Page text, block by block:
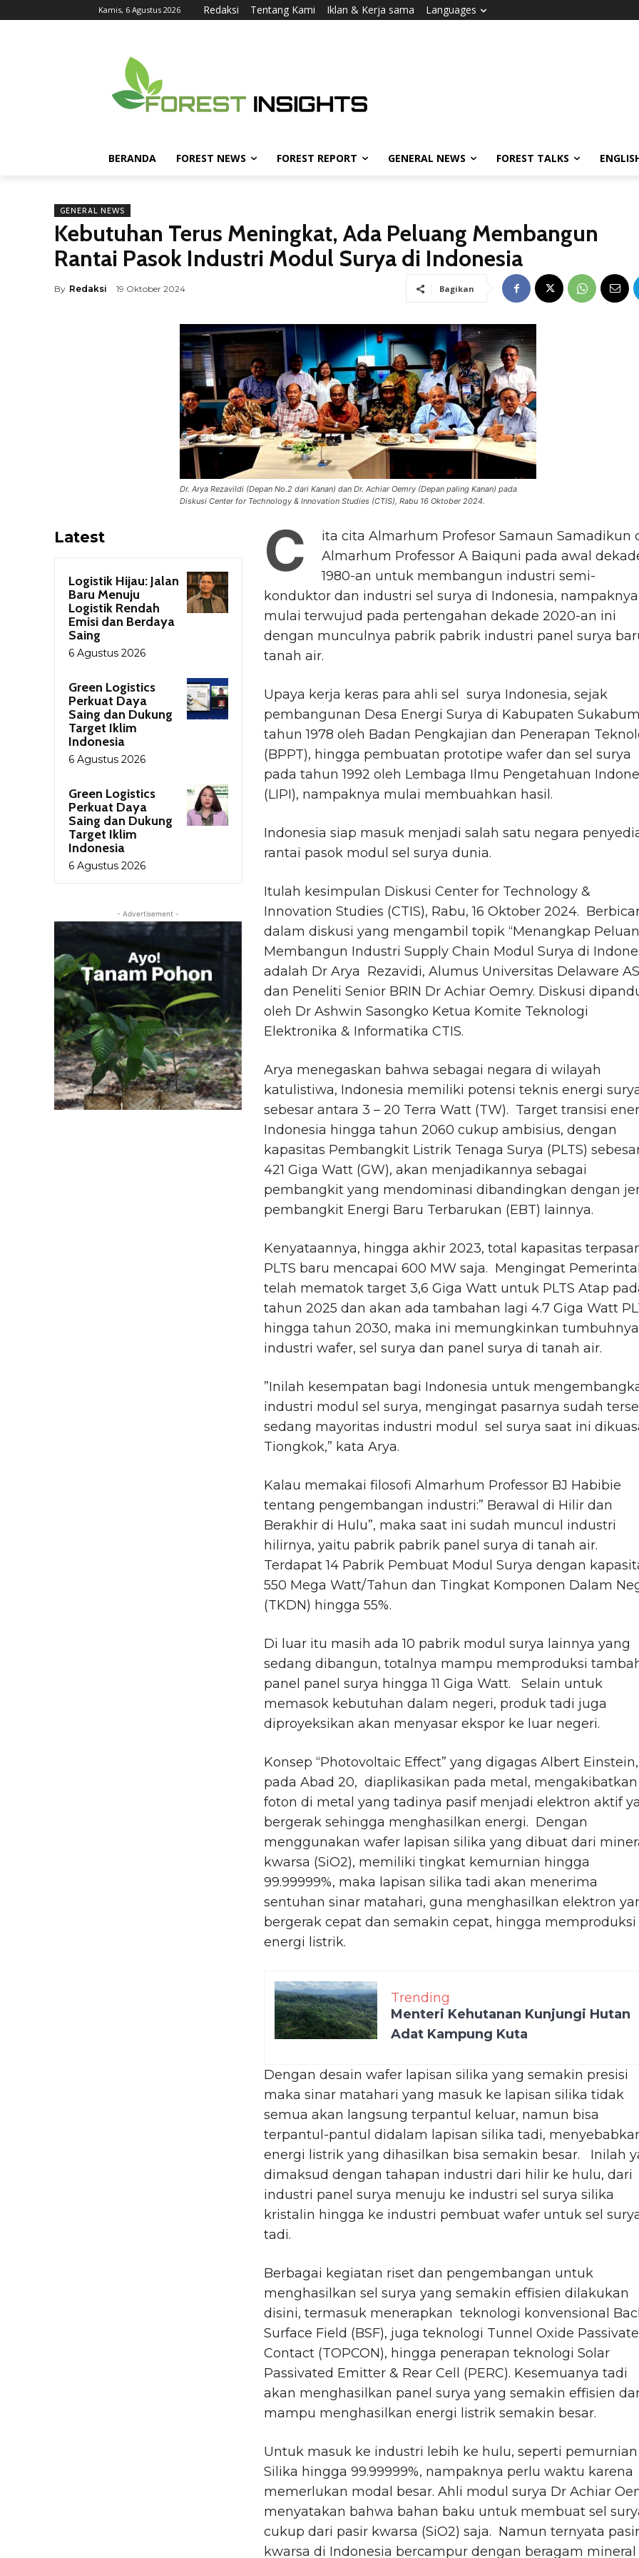
Kamis, 6 Agustus 2026 Redaksi Tentang Kami Iklan & Kerja sama Languages
BERANDA FOREST NEWS FOREST REPORT GENERAL NEWS FOREST TALKS
GENERAL NEWS
Kebutuhan Terus Meningkat, Ada Peluang Membangun
Rantai Pasok Industri Modul Surya di Indonesia
By Redaksi 19 Oktober 2024 Bagikan
Dr. Arya Rezavildi (Depan No.2 dari Kanan) dan Dr. Achiar Oemry (Depan paling Kanan) pada
Diskusi Center for Technology & Innovation Studies (CTIS), Rabu 16 Oktober 2024.
Latest
Logistik Hijau: Jalan
Baru Menuju
Logistik Rendah
Emisi dan Berdaya
Saing
6 Agustus 2026
Green Logistics
Perkuat Daya
Saing dan Dukung
Target Iklim
Indonesia
6 Agustus 2026
Green Logistics
Perkuat Daya
Saing dan Dukung
Target Iklim
Indonesia
6 Agustus 2026
- Advertisement -
C
ita cita Almarhum Profesor Samaun Samadikun
Almarhum Professor A Baiquni pada awal
1980-an untuk membangun industri semi-
konduktor dan industri sel surya di Indonesia, nampaknya
mulai terwujud pada pertengahan dekade 2020-an ini
dengan munculnya pabrik pabrik industri panel surya
tanah air.
Upaya kerja keras para ahli sel surya Indonesia, sejak
pembangunan Desa Energi Surya di Kabupaten
tahun 1978 oleh Badan Pengkajian dan Penerapan
(BPPT), hingga pembuatan prototipe wafer dan sel surya
pada tahun 1992 oleh Lembaga Ilmu Pengetahuan
(LIPI), nampaknya mulai membuahkan hasil.
Indonesia siap masuk menjadi salah satu negara
rantai pasok modul sel surya dunia.
Itulah kesimpulan Diskusi Center for Technology &
Innovation Studies (CTIS), Rabu, 16 Oktober 2024.
dalam diskusi yang mengambil topik “Menangkap
Membangun Industri Supply Chain Modul Surya di
adalah Dr Arya Rezavidi, Alumus Universitas Delaware
dan Peneliti Senior BRIN Dr Achiar Oemry. Diskusi
oleh Dr Ashwin Sasongko Ketua Komite Teknologi
Elektronika & Informatika CTIS.
Arya menegaskan bahwa sebagai negara di wilayah
katulistiwa, Indonesia memiliki potensi teknis energi
sebesar antara 3 – 20 Terra Watt (TW). Target transisi
Indonesia hingga tahun 2060 cukup ambisius, dengan
kapasitas Pembangkit Listrik Tenaga Surya (PLTS)
421 Giga Watt (GW), akan menjadikannya sebagai
pembangkit yang mendominasi dibandingkan dengan
pembangkit Energi Baru Terbarukan (EBT) lainnya.
Kenyataannya, hingga akhir 2023, total kapasitas
PLTS baru mencapai 600 MW saja. Mengingat
telah mematok target 3,6 Giga Watt untuk PLTS Atap
tahun 2025 dan akan ada tambahan lagi 4.7 Giga Watt
hingga tahun 2030, maka ini memungkinkan tumbuhnya
industri wafer, sel surya dan panel surya di tanah air.
”Inilah kesempatan bagi Indonesia untuk
industri modul sel surya, mengingat pasarnya sudah
sedang mayoritas industri modul sel surya saat ini
Tiongkok,” kata Arya.
Kalau memakai filosofi Almarhum Professor BJ Habibie
tentang pengembangan industri:” Berawal di Hilir dan
Berakhir di Hulu”, maka saat ini sudah muncul industri
hilirnya, yaitu pabrik pabrik panel surya di tanah air.
Terdapat 14 Pabrik Pembuat Modul Surya dengan
550 Mega Watt/Tahun dan Tingkat Komponen Dalam
(TKDN) hingga 55%.
Di luar itu masih ada 10 pabrik modul surya lainnya yang
sedang dibangun, totalnya mampu memproduksi
panel panel surya hingga 11 Giga Watt. Selain untuk
memasok kebutuhan dalam negeri, produk tadi juga
diproyeksikan akan menyasar ekspor ke luar negeri.
Konsep “Photovoltaic Effect” yang digagas Albert Einstein,
pada Abad 20, diaplikasikan pada metal, mengakibatkan
foton di metal yang tadinya pasif menjadi elektron aktif
bergerak sehingga menghasilkan energi. Dengan
menggunakan wafer lapisan silika yang dibuat dari
kwarsa (SiO2), memiliki tingkat kemurnian hingga
99.99999%, maka lapisan silika tadi akan menerima
sentuhan sinar matahari, guna menghasilkan elektron
bergerak cepat dan semakin cepat, hingga memproduksi
energi listrik.
Trending
Menteri Kehutanan Kunjungi Hutan
Adat Kampung Kuta
Dengan desain wafer lapisan silika yang semakin presisi
maka sinar matahari yang masuk ke lapisan silika tidak
semua akan langsung terpantul keluar, namun bisa
terpantul-pantul didalam lapisan silika tadi,
energi listrik yang dihasilkan bisa semakin besar. Inilah
dimaksud dengan tahapan industri dari hilir ke hulu, dari
industri panel surya menuju ke industri sel surya silika
kristalin hingga ke industri pembuat wafer untuk sel
tadi.
Berbagai kegiatan riset dan pengembangan untuk
menghasilkan sel surya yang semakin effisien dilakukan
disini, termasuk menerapkan teknologi konvensional
Surface Field (BSF), juga teknologi Tunnel Oxide
Contact (TOPCON), hingga penerapan teknologi Solar
Passivated Emitter & Rear Cell (PERC). Kesemuanya tadi
akan menghasilkan panel surya yang semakin effisien
mampu menghasilkan energi listrik semakin besar.
Untuk masuk ke industri lebih ke hulu, seperti pemurnian
Silika hingga 99.99999%, nampaknya perlu waktu karena
memerlukan modal besar. Ahli modul surya Dr Achiar
menyatakan bahwa bahan baku untuk membuat sel
cukup dari pasir kwarsa (SiO2) saja. Namun ternyata pasir
kwarsa di Indonesia bercampur dengan beragam mineral